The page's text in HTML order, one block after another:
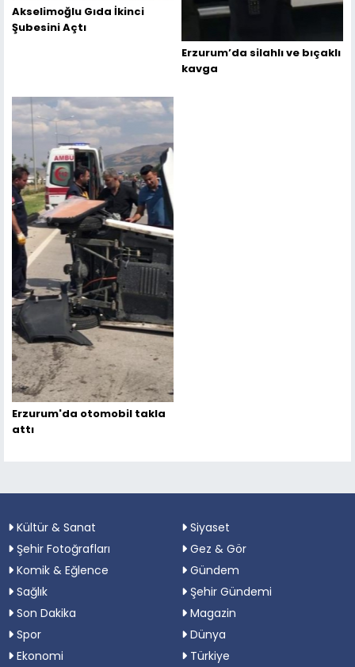
Akselimoğlu Gıda İkinci
Şubesini Açtı
Erzurum’da silahlı ve bıçaklı
kavga
Erzurum'da otomobil takla
attı
Kültür & Sanat
Siyaset
Şehir Fotoğrafları
Gez & Gör
Komik & Eğlence
Gündem
Sağlık
Şehir Gündemi
Son Dakika
Magazin
Spor
Dünya
Ekonomi
Türkiye